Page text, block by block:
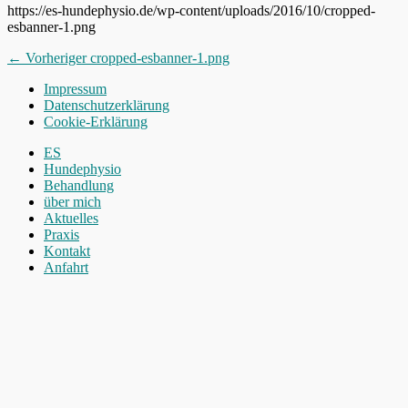
https://es-hundephysio.de/wp-content/uploads/2016/10/cropped-
esbanner-1.png
Beitragsnavigation
← Vorheriger Vorheriger
cropped-esbanner-1.png
Impressum
Datenschutzerklärung
Cookie-Erklärung
Nach
oben
scrollen
ES
Hundephysio
Behandlung
über mich
Aktuelles
Praxis
Kontakt
Anfahrt